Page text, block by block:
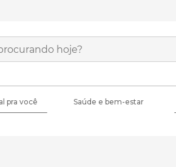
pra você Saúde e bem-estar